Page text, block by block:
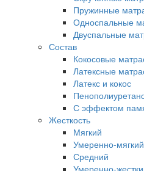
Пружинные
Односпальные
Двуспальные
Состав
Кокосовые
Латексные
Латекс и кокос
С эффектом
Жесткость
Мягкий
Умеренно-мягкий
Средний
Умеренно-